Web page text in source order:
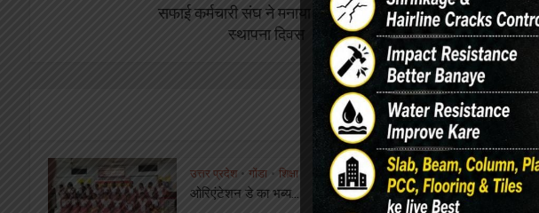
सफाई कर्मचारी संघ ने मनाया अपना 11वां
स्थापना दिवस
You may also like
उत्तर प्रदेश • गोंडा • शिक्षा
ओरिएंटेशन डे का भब्य...